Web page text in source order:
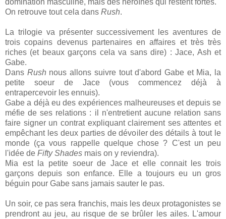
domination masculine, mais des héroïnes qui restent fortes.
On retrouve tout cela dans Rush.
La trilogie va présenter successivement les aventures de
trois copains devenus partenaires en affaires et très très
riches (et beaux garçons cela va sans dire) : Jace, Ash et
Gabe.
Dans Rush nous allons suivre tout d'abord Gabe et Mia, la
petite soeur de Jace (vous commencez déjà à
entrapercevoir les ennuis).
Gabe a déjà eu des expériences malheureuses et depuis se
méfie de ses relations : il n'entretient aucune relation sans
faire signer un contrat expliquant clairement ses attentes et
empêchant les deux parties de dévoiler des détails à tout le
monde (ça vous rappelle quelque chose ? C'est un peu
l'idée de Fifty Shades mais on y reviendra).
Mia est la petite soeur de Jace et elle connait les trois
garçons depuis son enfance. Elle a toujours eu un gros
béguin pour Gabe sans jamais sauter le pas.
Un soir, ce pas sera franchis, mais les deux protagonistes se
prendront au jeu, au risque de se brûler les ailes. L'amour